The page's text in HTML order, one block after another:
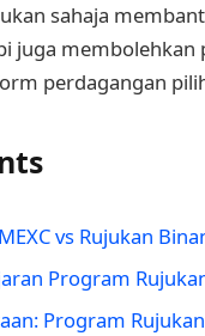
sahaja
juga
perdagangan
vs Rujukan
Program
Program